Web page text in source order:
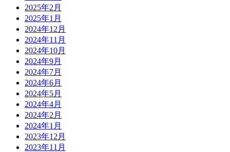
2025年2月
2025年1月
2024年12月
2024年11月
2024年10月
2024年9月
2024年7月
2024年6月
2024年5月
2024年4月
2024年2月
2024年1月
2023年12月
2023年11月